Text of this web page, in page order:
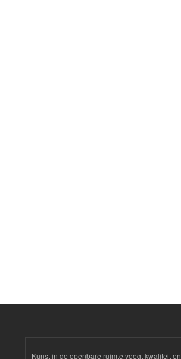
Kunst in de openbare ruimte voegt kwaliteit en